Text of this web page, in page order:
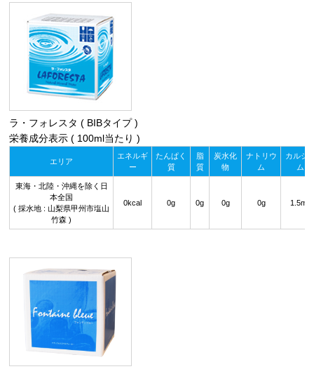
ラ・フォレスタ ( BIBタイプ )
栄養成分表示 ( 100ml当たり )
エリア
エネルギ
ー
たんぱく
質
脂
質
炭水化
物
ナトリウ
ム
カルシ
ム
東海・北陸・沖縄を除く日
本全国
( 採水地 : 山梨県甲州市塩山
竹森 )
0kcal 0g 0g 0g 0g 1.5mg